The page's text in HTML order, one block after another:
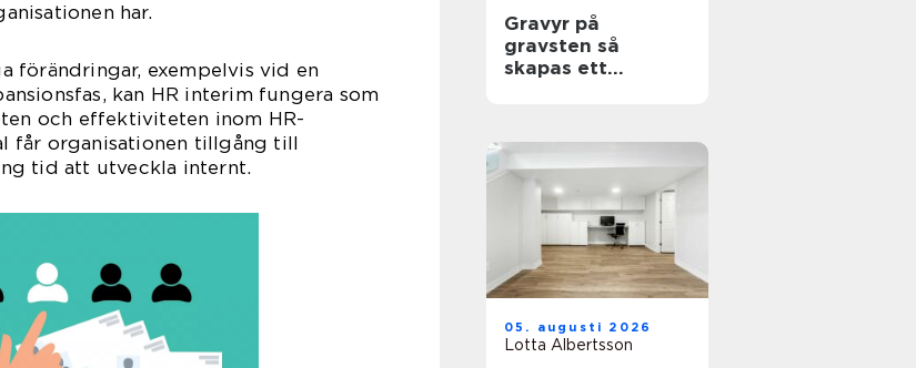
har.
förändringar, exempelvis vid en
kan HR interim fungera som
och effektiviteten inom HR-
får organisationen tillgång till
tid att utveckla internt.
Gravyr på
gravsten så
skapas ett
05. augusti 2026
Lotta Albertsson